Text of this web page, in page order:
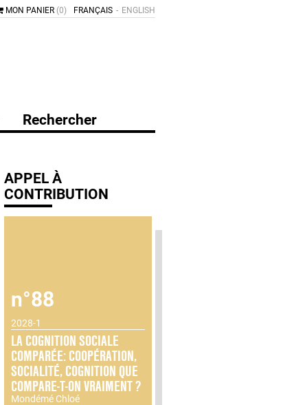
ENGLISH
FRANÇAIS
MON PANIER (0)
Rechercher
APPEL À
CONTRIBUTION
n°88
2028-1
LA COGNITION SOCIALE
COMPARÉE: COOPÉRATION,
SOCIALITÉ, COGNITION QUE
COMPARE-T-ON VRAIMENT ?
Mondémé Chloé